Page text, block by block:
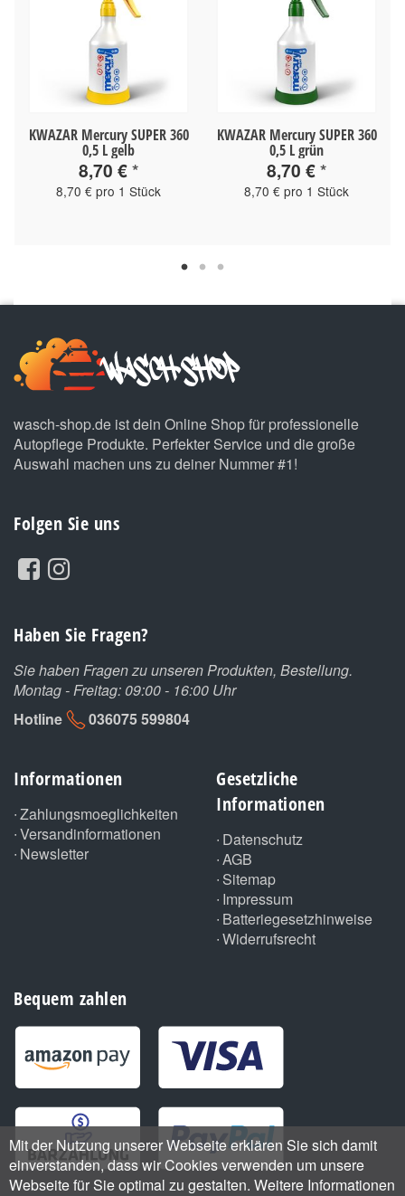
KWAZAR Mercury SUPER 360
0,5 L gelb
8,70 €*
8,70 € pro 1 Stück
KWAZAR Mercury SUPER 360
0,5 L grün
8,70 €*
8,70 € pro 1 Stück
wasch-shop.de ist dein Online Shop für professionelle
Autopflege Produkte. Perfekter Service und die große
Auswahl machen uns zu deiner Nummer #1!
Folgen Sie uns
Haben Sie Fragen?
Sie haben Fragen zu unseren Produkten, Bestellung.
Montag - Freitag: 09:00 - 16:00 Uhr
Hotline
036075 599804
Informationen
Zahlungsmoeglichkeiten
Versandinformationen
Newsletter
Gesetzliche
Informationen
Datenschutz
AGB
Sitemap
Impressum
Batteriegesetzhinweise
Widerrufsrecht
Bequem zahlen
Mit der Nutzung unserer Webseite erklären Sie sich damit
einverstanden, dass wir Cookies verwenden um unsere
Webseite für Sie optimal zu gestalten. Weitere Informationen